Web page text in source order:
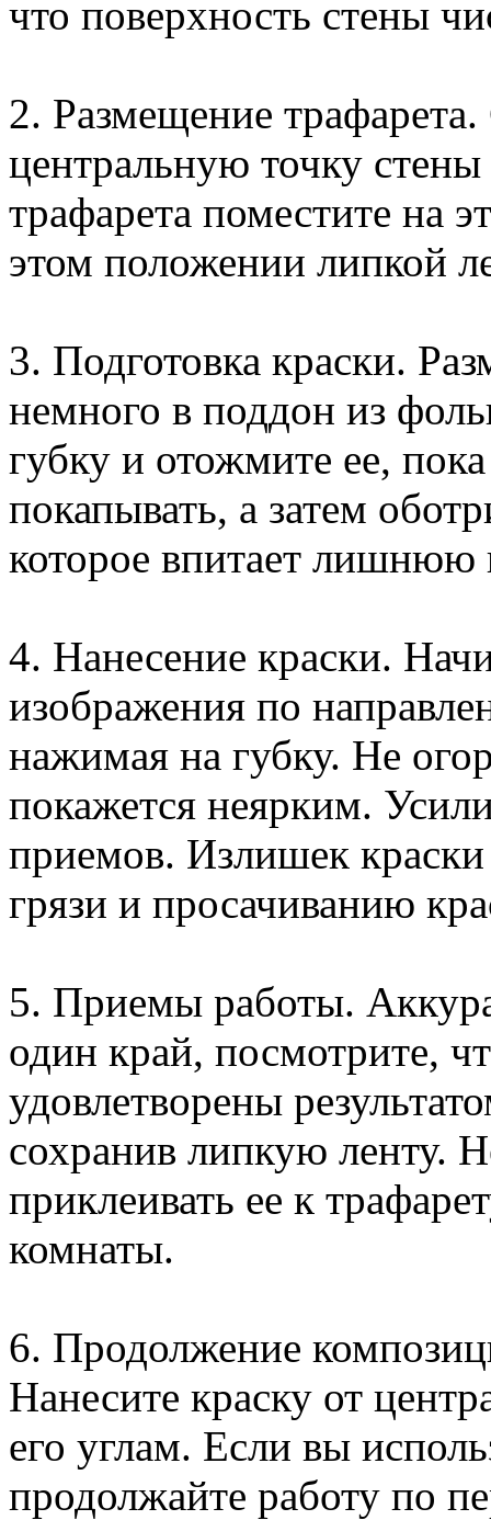
что поверхность стены
2. Размещение
центральную точку
трафарета поместите на
этом положении липкой
3. Подготовка краски.
немного в поддон из
губку и отожмите ее, пока
покапывать, а затем
которое впитает лишнюю
4. Нанесение краски.
изображения по
нажимая на губку. Не
покажется неярким.
приемов. Излишек
грязи и просачиванию
5. Приемы работы.
один край, посмотрите,
удовлетворены
сохранив липкую ленту.
приклеивать ее к
комнаты.
6. Продолжение
Нанесите краску от
его углам. Если вы
продолжайте работу по